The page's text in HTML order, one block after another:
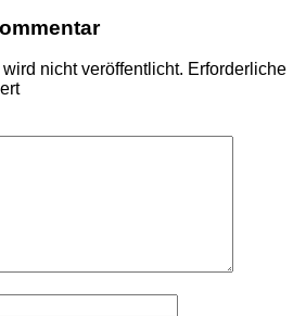
nicht veröffentlicht. Erforderliche